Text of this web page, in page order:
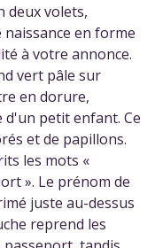
deux volets,
en forme
à votre annonce.
vert pâle sur
en dorure,
petit enfant. Ce
et de papillons.
les mots «
». Le prénom de
juste au-dessus
reprend les